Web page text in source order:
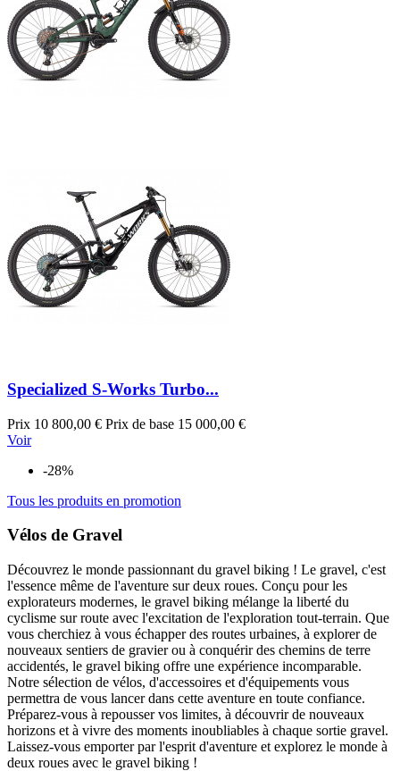
Specialized S-Works Turbo...
Prix 10 800,00 € Prix de base 15 000,00 €
Voir
-28%
Tous les produits en promotion
Vélos de Gravel
Découvrez le monde passionnant du gravel biking ! Le gravel, c'est
l'essence même de l'aventure sur deux roues. Conçu pour les
explorateurs modernes, le gravel biking mélange la liberté du
cyclisme sur route avec l'excitation de l'exploration tout-terrain. Que
vous cherchiez à vous échapper des routes urbaines, à explorer de
nouveaux sentiers de gravier ou à conquérir des chemins de terre
accidentés, le gravel biking offre une expérience incomparable.
Notre sélection de vélos, d'accessoires et d'équipements vous
permettra de vous lancer dans cette aventure en toute confiance.
Préparez-vous à repousser vos limites, à découvrir de nouveaux
horizons et à vivre des moments inoubliables à chaque sortie gravel.
Laissez-vous emporter par l'esprit d'aventure et explorez le monde à
deux roues avec le gravel biking !